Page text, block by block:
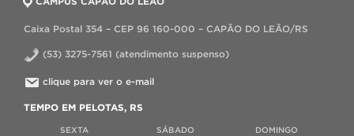
Caixa Postal 354 – CEP 96 160-000 – CAPÃO DO LEÃO/RS
(53) 3275-7561 (atendimento suspenso)
clique para ver o e-mail
TEMPO EM PELOTAS, RS
SEXTA SÁBADO DOMINGO